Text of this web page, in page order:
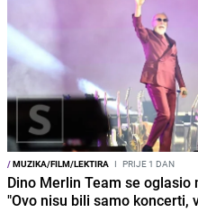
/MUZIKA/FILM/LEKTIRA I PRIJE 1 DAN
Dino Merlin Team se
"Ovo nisu bili samo koncerti,